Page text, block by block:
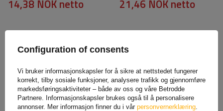
14,38 NOKnetto 21,46 NOKnetto
Configuration of consents
Vi bruker informasjonskapsler for å sikre at nettstedet fungerer
korrekt, tilby sosiale funksjoner, analysere trafikk og gjennomføre
markedsføringsaktiviteter – både av oss og våre Betrodde
Partnere. Informasjonskapsler brukes også til å personalisere
annonser. Mer informasjon finner du i vår personvernerklæring